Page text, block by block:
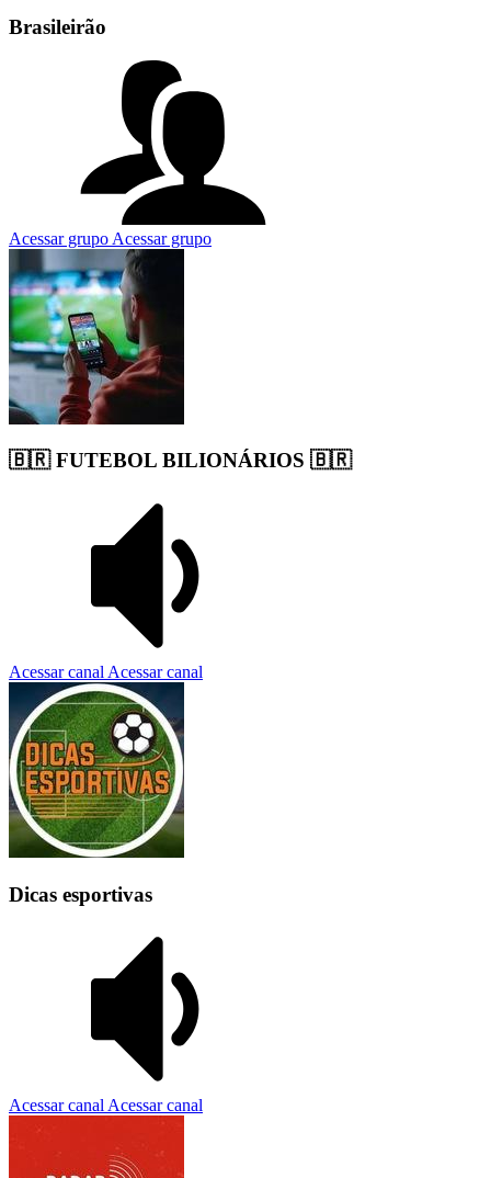
Brasileirão
Acessar grupo Acessar grupo
🇧🇷 FUTEBOL BILIONÁRIOS 🇧🇷
Acessar canal Acessar canal
Dicas esportivas
Acessar canal Acessar canal